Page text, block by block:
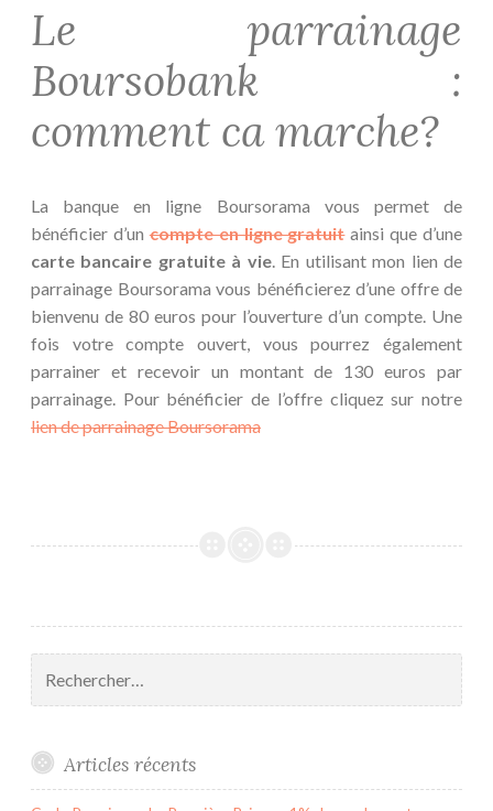
Le parrainage
Boursobank :
comment ca marche?
La banque en ligne Boursorama vous permet de
bénéficier d’uncompte en ligne gratuitainsi que d’une
carte bancaire gratuite à vie. En utilisant mon lien de
parrainage Boursorama vous bénéficierez d’une offre de
bienvenu de 80 euros pour l’ouverture d’un compte. Une
fois votre compte ouvert, vous pourrez également
parrainer et recevoir un montant de 130 euros par
parrainage. Pour bénéficier de l’offre cliquez sur notre
lien de parrainage Boursorama
Articles récents